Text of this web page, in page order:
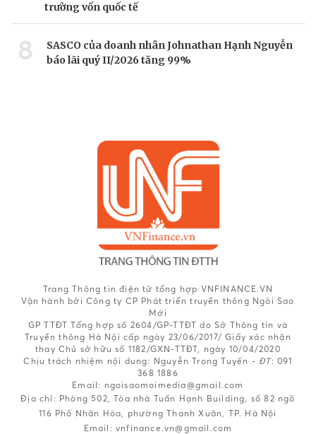
trường vốn quốc tế
8
SASCO của doanh nhân Johnathan Hạnh Nguyễn
báo lãi quý II/2026 tăng 99%
Trang Thông tin điện tử tổng hợp VNFINANCE.VN
Vận hành bởi Công ty CP Phát triển truyền thông Ngôi Sao
Mới
GP TTĐT Tổng hợp số 2604/GP-TTĐT do Sở Thông tin và
Truyền thông Hà Nội cấp ngày 23/06/2017/ Giấy xác nhận
thay Chủ sở hữu số 1182/GXN-TTĐT, ngày 10/04/2020
Chịu trách nhiệm nội dung: Nguyễn Trọng Tuyến - ĐT: 091
368 1886
Email: ngoisaomoimedia@gmail.com
Địa chỉ: Phòng 502, Tòa nhà Tuấn Hạnh Building, số 82 ngõ
116 Phố Nhân Hòa, phường Thanh Xuân, TP. Hà Nội
Email: vnfinance.vn@gmail.com